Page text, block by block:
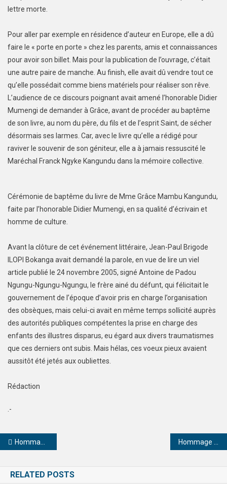
lettre morte.
Pour aller par exemple en résidence d’auteur en Europe, elle a dû
faire le « porte en porte » chez les parents, amis et connaissances
pour avoir son billet. Mais pour la publication de l’ouvrage, c’était
une autre paire de manche. Au finish, elle avait dû vendre tout ce
qu’elle possédait comme biens matériels pour réaliser son rêve.
L’audience de ce discours poignant avait amené l’honorable Didier
Mumengi de demander à Grâce, avant de procéder au baptême
de son livre, au nom du père, du fils et de l’esprit Saint, de sécher
désormais ses larmes. Car, avec le livre qu’elle a rédigé pour
raviver le souvenir de son géniteur, elle a à jamais ressuscité le
Maréchal Franck Ngyke Kangundu dans la mémoire collective.
Cérémonie de baptême du livre de Mme Grâce Mambu Kangundu,
faite par l’honorable Didier Mumengi, en sa qualité d’écrivain et
homme de culture.
Avant la clôture de cet événement littéraire, Jean-Paul Brigode
ILOPI Bokanga avait demandé la parole, en vue de lire un viel
article publié le 24 novembre 2005, signé Antoine de Padou
Ngungu-Ngungu-Ngungu, le frère ainé du défunt, qui félicitait le
gouvernement de l’époque d’avoir pris en charge l’organisation
des obsèques, mais celui-ci avait en même temps sollicité auprès
des autorités publiques compétentes la prise en charge des
enfants des illustres disparus, eu égard aux divers traumatismes
que ces derniers ont subis. Mais hélas, ces voeux pieux avaient
aussitôt été jetés aux oubliettes.
Rédaction
.-
Hommage au Grand Camarade Désiré Itegwa Nchiko, l’impénitent défenseur des prolétaires !
RELATED POSTS